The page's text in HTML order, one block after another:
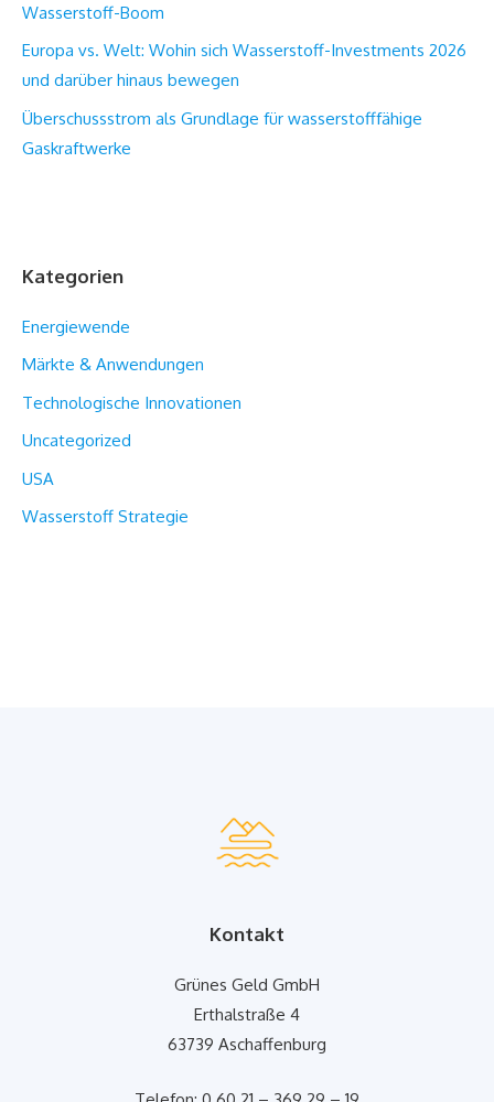
Wasserstoff-Boom
Europa vs. Welt: Wohin sich Wasserstoff-Investments 2026
und darüber hinaus bewegen
Überschussstrom als Grundlage für wasserstofffähige
Gaskraftwerke
Kategorien
Energiewende
Märkte & Anwendungen
Technologische Innovationen
Uncategorized
USA
Wasserstoff Strategie
Kontakt
Grünes Geld GmbH
Erthalstraße 4
63739 Aschaffenburg